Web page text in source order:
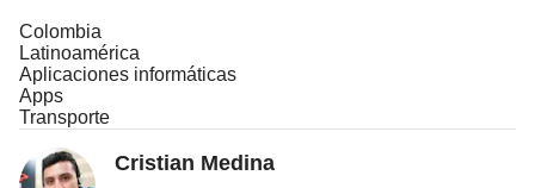
Colombia
Latinoamérica
Aplicaciones informáticas
Apps
Transporte
Cristian Medina